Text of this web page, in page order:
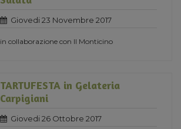
Giovedi 23 Novembre 2017
in collaborazione con Il Monticino
TARTUFESTA in Gelateria
Carpigiani
Giovedi 26 Ottobre 2017